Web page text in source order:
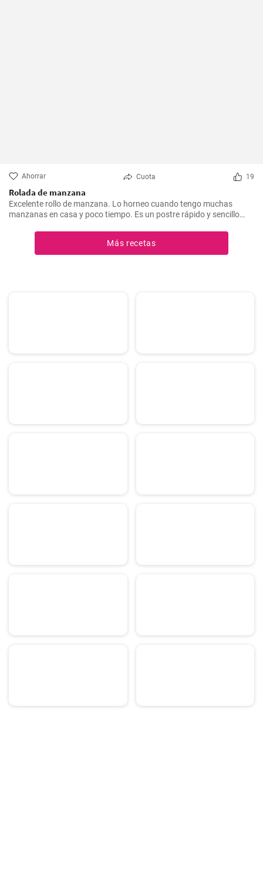
Ahorrar Cuota 19
Rolada de manzana
Excelente rollo de manzana. Lo horneo cuando tengo muchas
manzanas en casa y poco tiempo. Es un postre rápido y sencillo
Más recetas